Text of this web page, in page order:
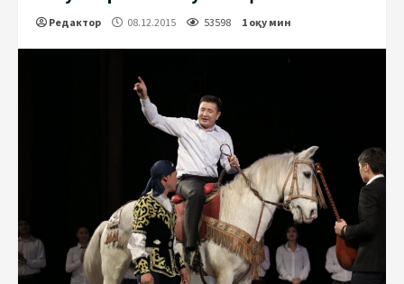
Редактор 08.12.2015 53598 1 оқу мин